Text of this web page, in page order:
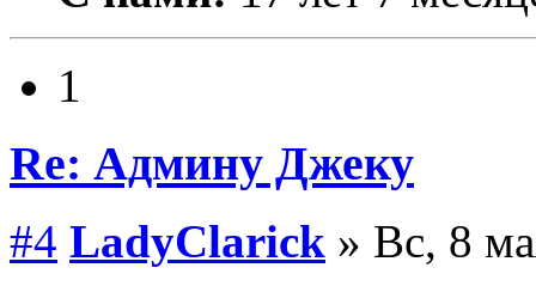
1
Re: Админу Джеку
#4 LadyClarick » Вс, 8